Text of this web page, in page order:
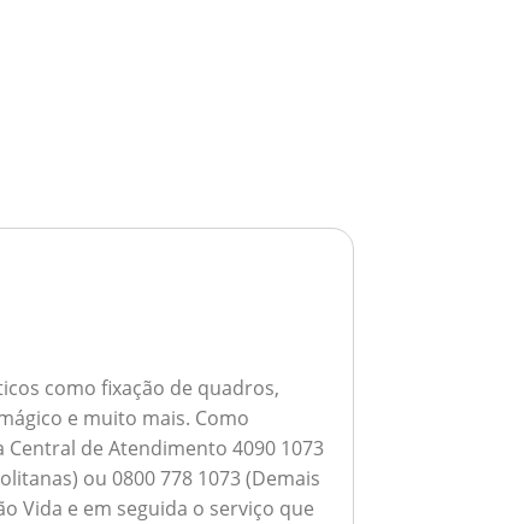
como fixação de quadros,
e muito mais. Como
Central de Atendimento 4090 1073
ou 0800 778 1073 (Demais
Vida e em seguida o serviço que